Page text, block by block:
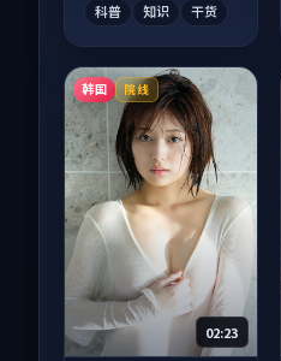
科普 知识 干货
韩国 院线
02:23